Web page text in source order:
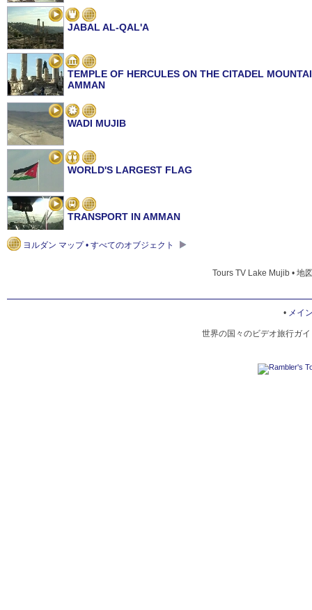
JABAL AL-QAL'A
TEMPLE OF HERCULES ON THE CITADEL
AMMAN
WADI MUJIB
WORLD'S LARGEST FLAG
TRANSPORT IN AMMAN
ROMAN AMPHITHEATER ON THE CITADEL
ヨルダン マップ • すべてのオブジェクト
Tours TV Lake Mujib • 地
• メイ
世界の国々のビデオ旅行ガ